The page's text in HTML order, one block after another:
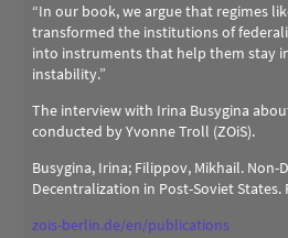
“In our book, we argue that regimes
transformed the institutions of
into instruments that help them stay
instability.”
The interview with Irina Busygina
conducted by Yvonne Troll (ZOiS).
Busygina, Irina; Filippov, Mikhail. Non-
Decentralization in Post-Soviet States.
zois-berlin.de/en/publications